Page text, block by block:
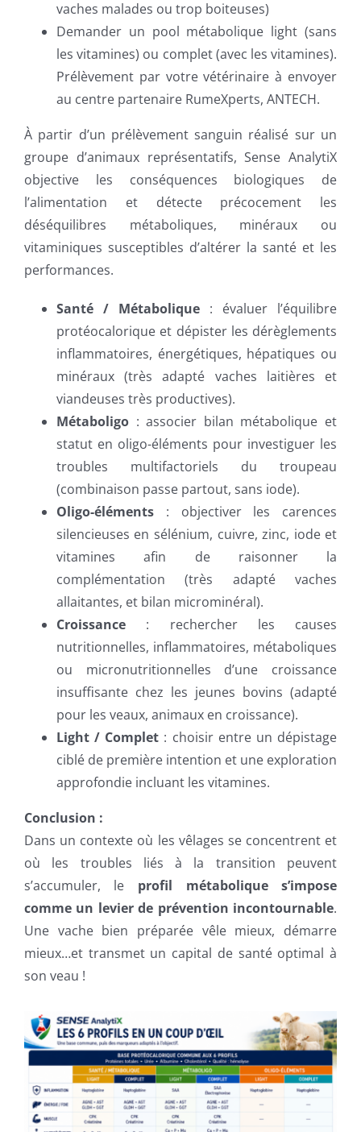
vaches malades ou trop boiteuses)
Demander un pool métabolique light (sans
les vitamines) ou complet (avec les vitamines).
Prélèvement par votre vétérinaire à envoyer
au centre partenaire RumeXperts, ANTECH.
À partir d’un prélèvement sanguin réalisé sur un
groupe d’animaux représentatifs, Sense AnalytiX
objective les conséquences biologiques de
l’alimentation et détecte précocement les
déséquilibres métaboliques, minéraux ou
vitaminiques susceptibles d’altérer la santé et les
performances.
Santé / Métabolique : évaluer l’équilibre
protéocalorique et dépister les dérèglements
inflammatoires, énergétiques, hépatiques ou
minéraux (très adapté vaches laitières et
viandeuses très productives).
Métaboligo: associer bilan métabolique et
statut en oligo-éléments pour investiguer les
troubles multifactoriels du troupeau
(combinaison passe partout, sans iode).
Oligo-éléments: objectiver les carences
silencieuses en sélénium, cuivre, zinc, iode et
vitamines afin de raisonner la
complémentation (très adapté vaches
allaitantes, et bilan microminéral).
Croissance: rechercher les causes
nutritionnelles, inflammatoires, métaboliques
ou micronutritionnelles d’une croissance
insuffisante chez les jeunes bovins (adapté
pour les veaux, animaux en croissance).
Light / Complet : choisir entre un dépistage
ciblé de première intention et une exploration
approfondie incluant les vitamines.
Conclusion :
Dans un contexte où les vêlages se concentrent et
où les troubles liés à la transition peuvent
s’accumuler, le profil métabolique s’impose
comme un levier de prévention incontournable.
Une vache bien préparée vêle mieux, démarre
mieux…et transmet un capital de santé optimal à
son veau !